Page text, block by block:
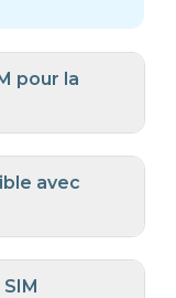
pour la
avec